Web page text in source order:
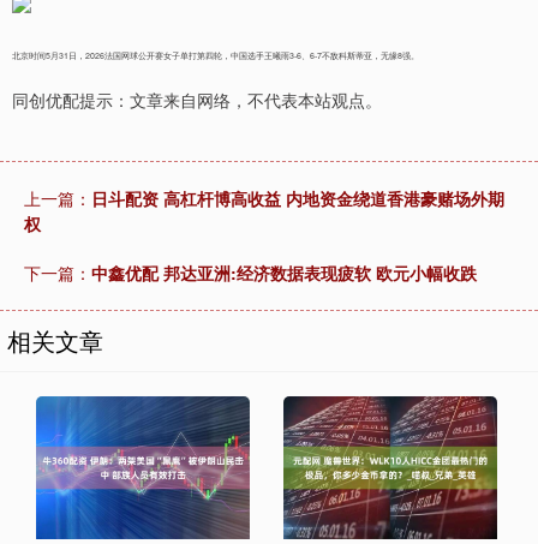
北京时间5月31日，2026法国网球公开赛女子单打第四轮，中国选手王曦雨3-6、6-7不敌科斯蒂亚，无缘8强。
同创优配提示：文章来自网络，不代表本站观点。
上一篇： 日斗配资 高杠杆博高收益 内地资金绕道香港豪赌场外期
权
下一篇： 中鑫优配 邦达亚洲:经济数据表现疲软 欧元小幅收跌
相关文章